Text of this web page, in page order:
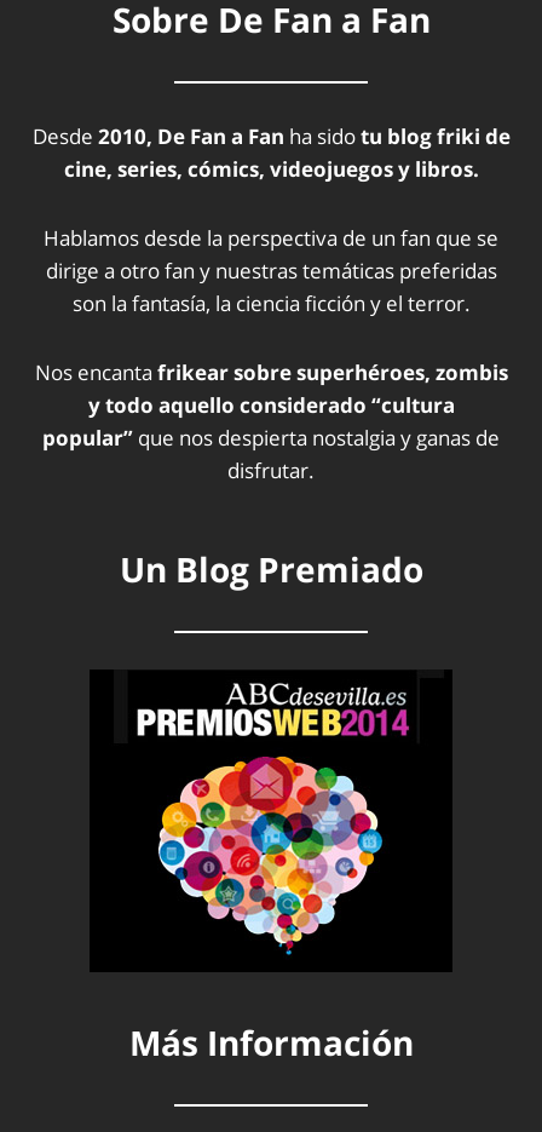
Sobre De Fan a Fan
Desde 2010, De Fan a Fan ha sidotu blog friki de
cine, series, cómics, videojuegos y libros.
Hablamos desde la perspectiva de un fan que se
dirige a otro fan y nuestras temáticas preferidas
son la fantasía, la ciencia ficción y el terror.
Nos encanta frikear sobre superhéroes, zombis
y todo aquello considerado “cultura
popular” que nos despierta nostalgia y ganas de
disfrutar.
Un Blog Premiado
Más Información